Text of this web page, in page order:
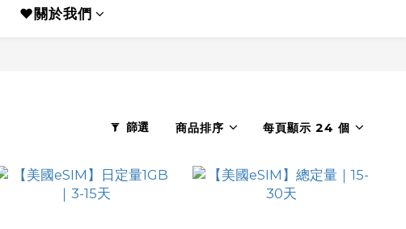
❤️關於我們
篩選 商品排序 每頁顯示 24 個